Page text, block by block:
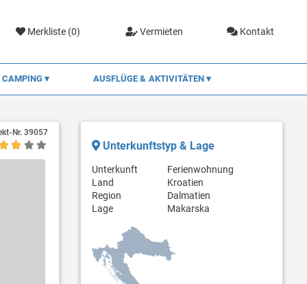
Merkliste (0) Vermieten Kontakt
CAMPING AUSFLÜGE & AKTIVITÄTEN
Nr. 39057
Unterkunftstyp & Lage
Unterkunft
Ferienwohnung
Land
Kroatien
Region
Dalmatien
Lage
Makarska